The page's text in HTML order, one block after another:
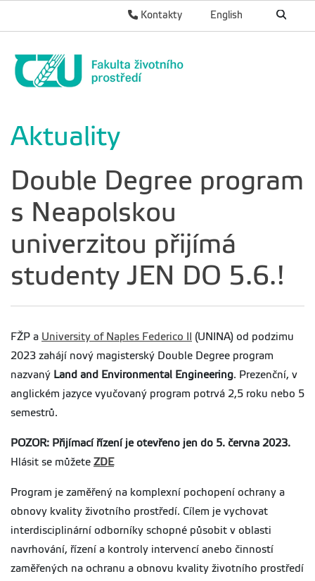
English
Kontakty
Aktuality
Double Degree program
s Neapolskou
univerzitou přijímá
studenty JEN DO 5.6.!
FŽP a University of Naples Federico II (UNINA) od podzimu
2023 zahájí nový magisterský Double Degree program
nazvaný Land and Environmental Engineering. Prezenční, v
anglickém jazyce vyučovaný program potrvá 2,5 roku nebo 5
semestrů.
POZOR: Přijímací řízení je otevřeno jen do 5. června 2023.
Hlásit se můžete ZDE
Program je zaměřený na komplexní pochopení ochrany a
obnovy kvality životního prostředí. Cílem je vychovat
interdisciplinární odborníky schopné působit v oblasti
navrhování, řízení a kontroly intervencí anebo činností
zaměřených na ochranu a obnovu kvality životního prostředí